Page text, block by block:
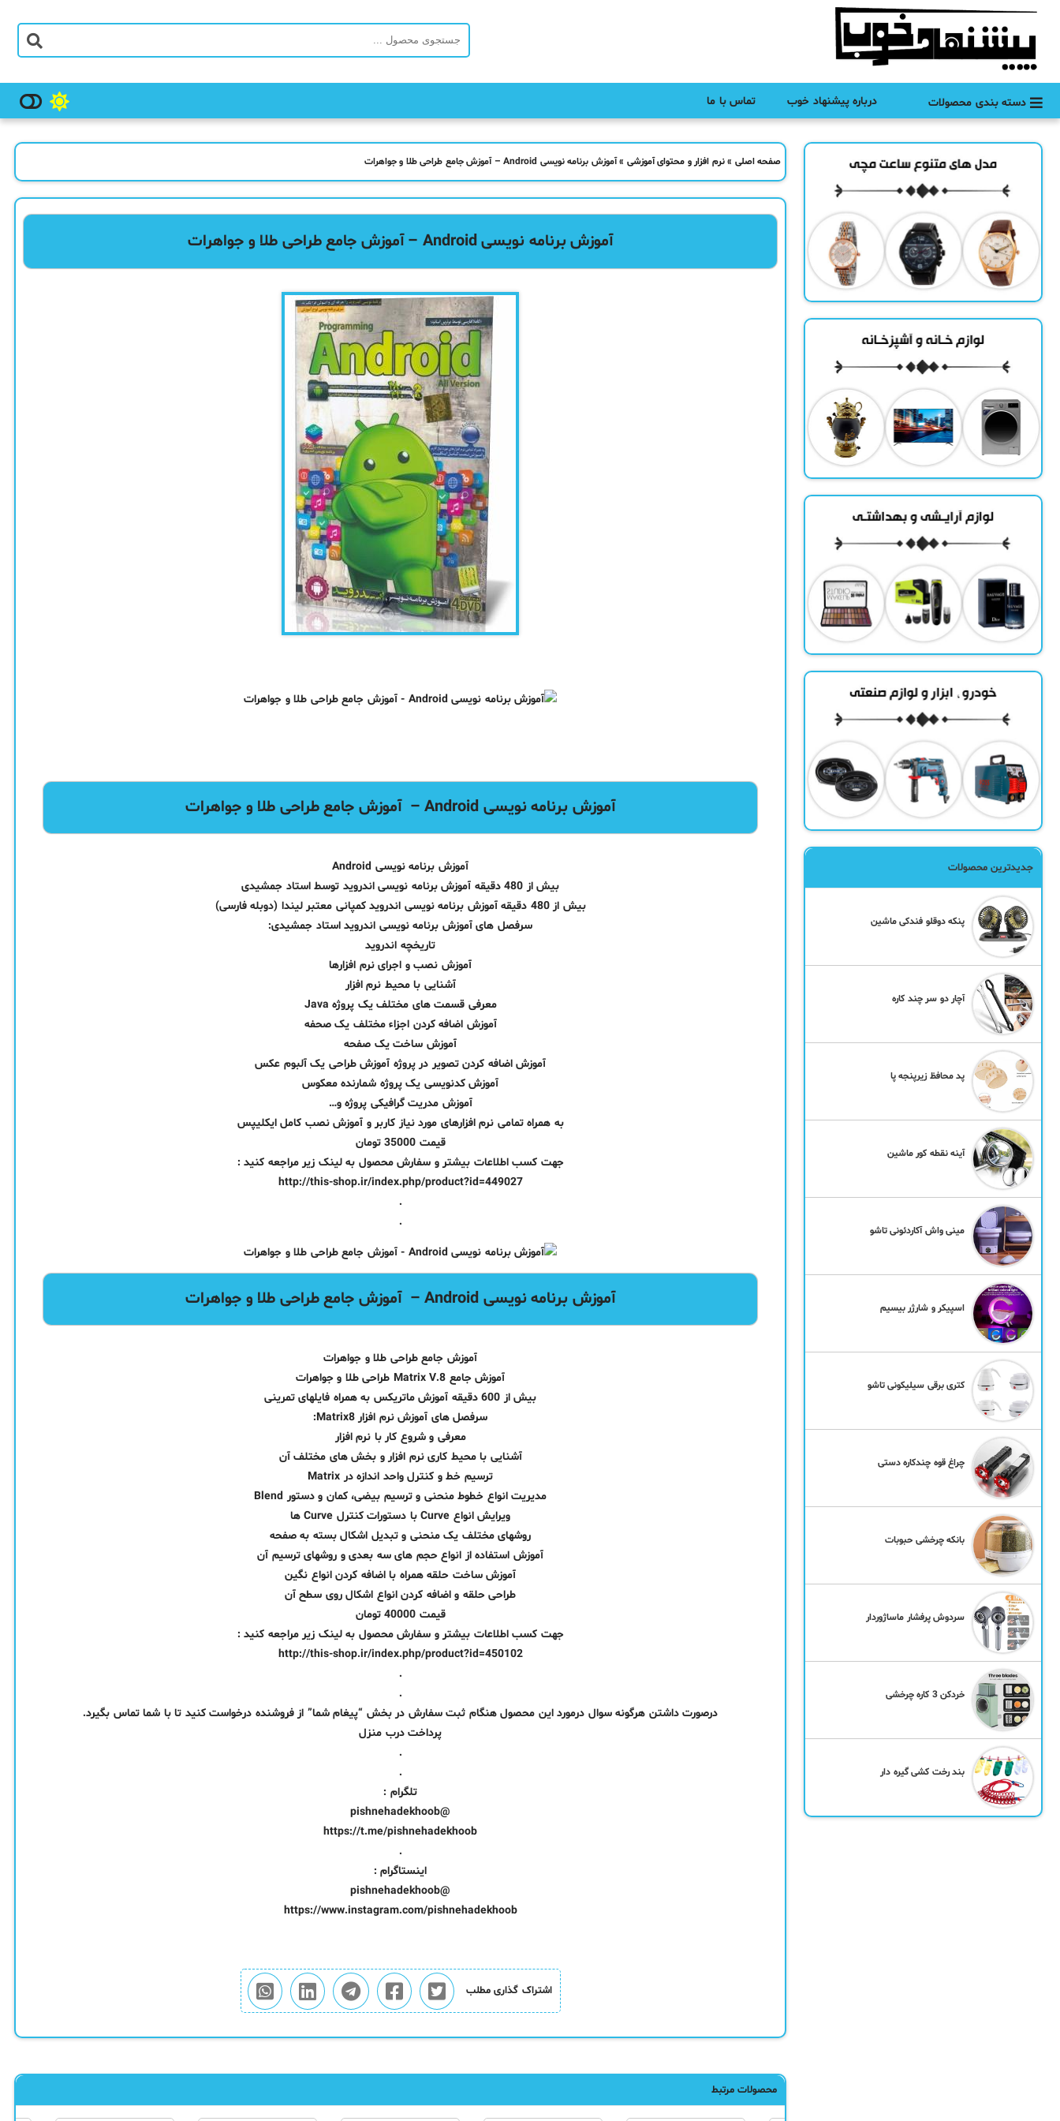
دسته بندی محصولات درباره پیشنهاد خوب تماس با ما
صفحه اصلی »نرم افزار و محتوای آموزشی »آموزش برنامه نویسی Android – آموزش جامع طراحی طلا و جواهرات
آموزش برنامه نویسی Android – آموزش جامع طراحی طلا و جواهرات
آموزش برنامه نویسی Android – آموزش جامع طراحی طلا و جواهرات
آموزش برنامه نویسی Android
بیش از 480 دقیقه آموزش برنامه نویسی اندروید توسط استاد جمشیدی
بیش از 480 دقیقه آموزش برنامه نویسی اندروید کمپانی معتبر لیندا (دوبله فارسی)
سرفصل های آموزش برنامه نویسی اندروید استاد جمشیدی:
تاریخچه اندروید
آموزش نصب و اجرای نرم افزارها
آشنایی با محیط نرم افزار
معرفی قسمت های مختلف یک پروژه Java
آموزش اضافه کردن اجزاء مختلف یک صحفه
آموزش ساخت یک صفحه
آموزش اضافه کردن تصویر در پروژه آموزش طراحی یک آلبوم عکس
آموزش کدنویسی یک پروژه شمارنده معکوس
آموزش مدریت گرافیکی پروژه و…
به همراه تمامی نرم افزارهای مورد نیاز کاربر و آموزش نصب کامل ایکلیپس
قیمت 35000 تومان
جهت کسب اطلاعات بیشتر و سفارش محصول به لینک زیر مراجعه کنید :
http://this-shop.ir/index.php/product?id=449027
.
.
آموزش برنامه نویسی Android – آموزش جامع طراحی طلا و جواهرات
آموزش جامع طراحی طلا و جواهرات
آموزش جامع Matrix V.8 طراحی طلا و جواهرات
بیش از 600 دقیقه آموزش ماتریکس به همراه فایلهای تمرینی
سرفصل های آموزش نرم افزار Matrix8:
معرفی و شروع کار با نرم افزار
آشنایی با محیط کاری نرم افزار و بخش های مختلف آن
ترسیم خط و کنترل واحد اندازه در Matrix
مدیریت انواع خطوط منحنی و ترسیم بیضی، کمان و دستور Blend
ویرایش انواع Curve با دستورات کنترل Curve ها
روشهای مختلف یک منحنی و تبدیل اشکال بسته به صفحه
آموزش استفاده از انواع حجم های سه بعدی و روشهای ترسیم آن
آموزش ساخت حلقه همراه با اضافه کردن انواع نگین
طراحی حلقه و اضافه کردن انواع اشکال روی سطح آن
قیمت 40000 تومان
جهت کسب اطلاعات بیشتر و سفارش محصول به لینک زیر مراجعه کنید :
http://this-shop.ir/index.php/product?id=450102
.
.
درصورت داشتن هرگونه سوال درمورد این محصول هنگام ثبت سفارش در بخش “پیغام شما” از فروشنده درخواست کنید تا با شما تماس بگیرد.
پرداخت درب منزل
.
.
تلگرام :
@pishnehadekhoob
https://t.me/pishnehadekhoob
.
اینستاگرام :
@pishnehadekhoob
https://www.instagram.com/pishnehadekhoob
اشتراک گذاری مطلب
محصولات مرتبط
جدیدترین محصولات
پنکه دوقلو فندکی ماشین
آچار دو سر چند کاره
پد محافظ زیرپنجه پا
آینه نقطه کور ماشین
مینی واش آکاردئونی تاشو
اسپیکر و شارژر بیسیم
کتری برقی سیلیکونی تاشو
چراغ قوه چندکاره دستی
بانکه چرخشی حبوبات
سردوش پرفشار ماساژوردار
خردکن 3 کاره چرخشی
بند رخت کشی گیره دار